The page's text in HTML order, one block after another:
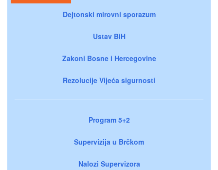
Dejtonski mirovni sporazum
Ustav BiH
Zakoni Bosne i Hercegovine
Rezolucije Vijeća sigurnosti
Program 5+2
Supervizija u Brčkom
Nalozi Supervizora